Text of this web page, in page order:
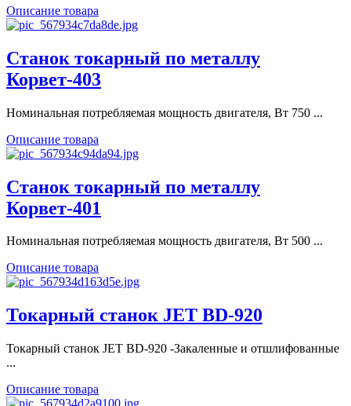
Описание товара
Станок токарный по металлу
Корвет-403
Номинальная потребляемая мощность двигателя, Вт 750 ...
Описание товара
Станок токарный по металлу
Корвет-401
Номинальная потребляемая мощность двигателя, Вт 500 ...
Описание товара
Токарный станок JET BD-920
Токарный станок JET BD-920 -Закаленные и отшлифованные
...
Описание товара